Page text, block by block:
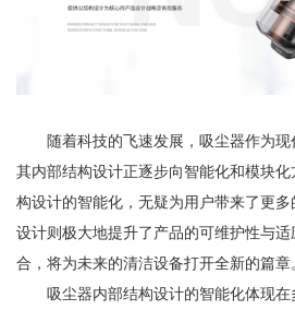
随着科技的飞速发展，吸尘器作为现
其内部结构设计正逐步向智能化和模块
构设计的智能化，无疑为用户带来了更
设计则极大地提升了产品的可维护性与
合，将为未来的清洁设备打开全新的篇章
吸尘器内部结构设计的智能化体现